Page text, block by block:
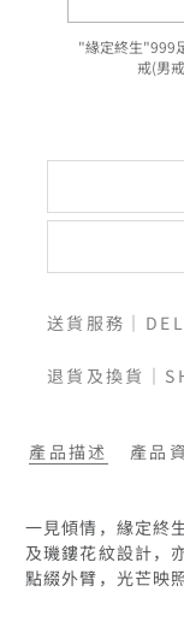
"緣定終生"999
戒(男
送貨服務｜
退貨及換貨｜
產品描述 產品
一見傾情，緣定終
及璣鏤花紋設計，
點綴外臂，光芒映